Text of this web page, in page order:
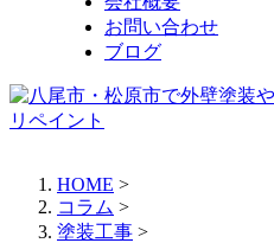
お問い合わせ
ブログ
HOME >
コラム >
塗装工事 >